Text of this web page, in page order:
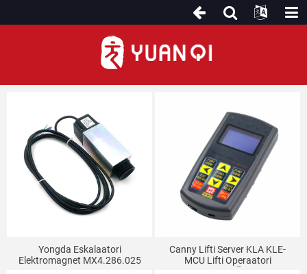
Yongda Eskalaatori
Elektromagnet MX4.286.025
Canny Lifti Server KLA KLE-
MCU Lifti Operaatori